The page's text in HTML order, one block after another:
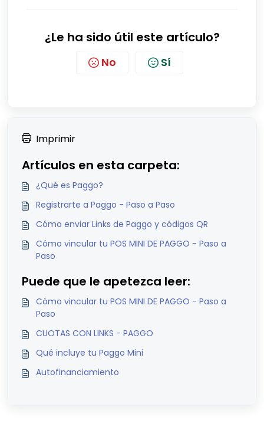
¿Le ha sido útil este artículo?
No Sí
Imprimir
Artículos en esta carpeta:
¿Qué es Paggo?
Registrarte a Paggo - Paso a Paso
Cómo enviar Links de Paggo y códigos QR
Cómo vincular tu POS MINI DE PAGGO - Paso a
Paso
Puede que le apetezca leer:
Cómo vincular tu POS MINI DE PAGGO - Paso a
Paso
CUOTAS CON LINKS - PAGGO
Qué incluye tu Paggo Mini
Autofinanciamiento